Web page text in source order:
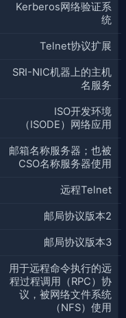
Kerberos网络验证系
统
Telnet协议扩展
SRI-NIC机器上的主机
名服务
ISO开发环境
（ISODE）网络应用
邮箱名称服务器；也被
CSO名称服务器使用
远程Telnet
邮局协议版本2
邮局协议版本3
用于远程命令执行的远
程过程调用（RPC）协
议，被网络文件系统
（NFS）使用